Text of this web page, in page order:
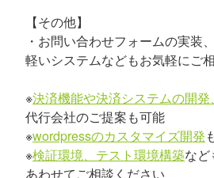
【その他】
・お問い合わせフォームの実装
軽いシステムなどもお気軽にご
※決済機能や決済システムの開発
代行会社のご提案も可能
※wordpressのカスタマイズ開発
※検証環境、テスト環境構築な
あわせてご相談ください